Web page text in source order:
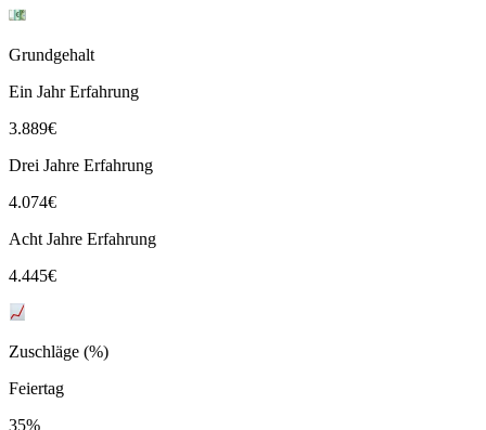
Grundgehalt
Ein Jahr Erfahrung
3.889€
Drei Jahre Erfahrung
4.074€
Acht Jahre Erfahrung
4.445€
Zuschläge (%)
Feiertag
35%